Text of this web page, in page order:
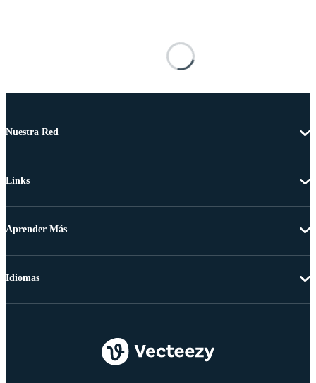
Nuestra Red
Links
Aprender Más
Idiomas